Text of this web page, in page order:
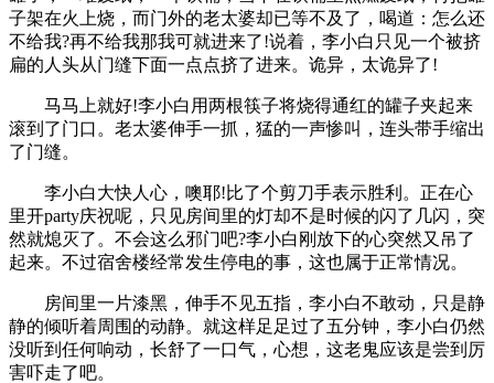
子架在火上烧，而门外的老太婆却已等不及了，喝道：怎么还
不给我?再不给我那我可就进来了!说着，李小白只见一个被挤
扁的人头从门缝下面一点点挤了进来。诡异，太诡异了!
马马上就好!李小白用两根筷子将烧得通红的罐子夹起来
滚到了门口。老太婆伸手一抓，猛的一声惨叫，连头带手缩出
了门缝。
李小白大快人心，噢耶!比了个剪刀手表示胜利。正在心
里开party庆祝呢，只见房间里的灯却不是时候的闪了几闪，突
然就熄灭了。不会这么邪门吧?李小白刚放下的心突然又吊了
起来。不过宿舍楼经常发生停电的事，这也属于正常情况。
房间里一片漆黑，伸手不见五指，李小白不敢动，只是静
静的倾听着周围的动静。就这样足足过了五分钟，李小白仍然
没听到任何响动，长舒了一口气，心想，这老鬼应该是尝到厉
害吓走了吧。